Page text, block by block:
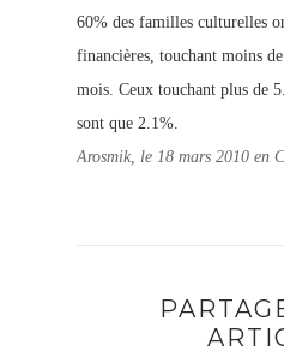
60% des familles culturelles
financières, touchant moins
mois. Ceux touchant plus de
sont que 2.1%.
Arosmik, le 18 mars 2010 en